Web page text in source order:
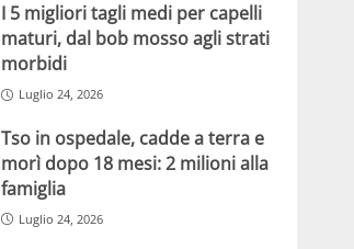
I 5 migliori tagli medi per capelli
maturi, dal bob mosso agli strati
morbidi
Luglio 24, 2026
Tso in ospedale, cadde a terra e
morì dopo 18 mesi: 2 milioni alla
famiglia
Luglio 24, 2026